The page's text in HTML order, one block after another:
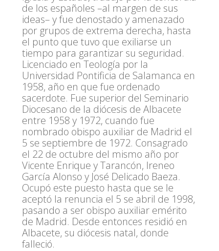
de los españoles –al margen de sus
ideas– y fue denostado y amenazado
por grupos de extrema derecha, hasta
el punto que tuvo que exiliarse un
tiempo para garantizar su seguridad.
Licenciado en Teología por la
Universidad Pontificia de Salamanca​ en
1958, año en que fue ordenado
sacerdote. Fue superior del Seminario
Diocesano de la diócesis de Albacete
entre 1958 y 1972, cuando fue
nombrado obispo auxiliar de Madrid el
5 se septiembre de 1972. Consagrado
el 22 de octubre del mismo año por
Vicente Enrique y Tarancón, Ireneo
García Alonso y José Delicado Baeza.
Ocupó este puesto hasta que se le
aceptó la renuncia el 5 se abril de 1998,
pasando a ser obispo auxiliar emérito
de Madrid. Desde entonces residió en
Albacete, su diócesis natal, donde
falleció.